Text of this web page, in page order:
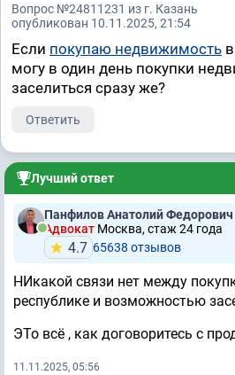
Вопрос №24811231 из г. Казань
опубликован 10.11.2025, 21:54
Если покупаю недвижимость
могу в один день покупки
заселиться сразу же?
Ответить
Лучший ответ
Панфилов Анатолий Федорович
Адвокат Москва, стаж 24 годa
4.7 65638 отзывов
НИкакой связи нет между
республике и возможностью
ЭТо всё , как договоритесь с
11.11.2025, 05:56